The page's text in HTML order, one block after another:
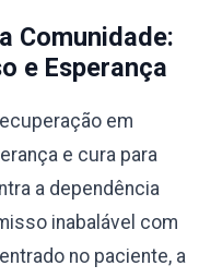
Comunidade:
e Esperança
em
e cura para
a dependência
inabalável com
no paciente, a